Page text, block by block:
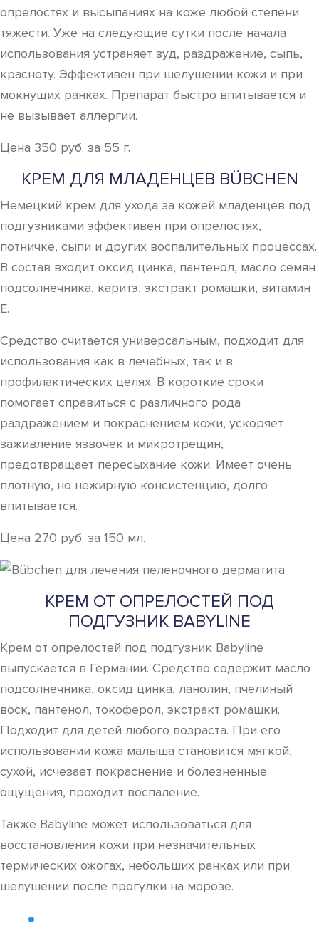
опрелостях и высыпаниях на коже любой степени
тяжести. Уже на следующие сутки после начала
использования устраняет зуд, раздражение, сыпь,
красноту. Эффективен при шелушении кожи и при
мокнущих ранках. Препарат быстро впитывается и
не вызывает аллергии.
Цена 350 руб. за 55 г.
КРЕМ ДЛЯ МЛАДЕНЦЕВ BÜBCHEN
Немецкий крем для ухода за кожей младенцев под
подгузниками эффективен при опрелостях,
потничке, сыпи и других воспалительных процессах.
В состав входит оксид цинка, пантенол, масло семян
подсолнечника, каритэ, экстракт ромашки, витамин
E.
Средство считается универсальным, подходит для
использования как в лечебных, так и в
профилактических целях. В короткие сроки
помогает справиться с различного рода
раздражением и покраснением кожи, ускоряет
заживление язвочек и микротрещин,
предотвращает пересыхание кожи. Имеет очень
плотную, но нежирную консистенцию, долго
впитывается.
Цена 270 руб. за 150 мл.
КРЕМ ОТ ОПРЕЛОСТЕЙ ПОД
ПОДГУЗНИК BABYLINE
Крем от опрелостей под подгузник Babyline
выпускается в Германии. Средство содержит масло
подсолнечника, оксид цинка, ланолин, пчелиный
воск, пантенол, токоферол, экстракт ромашки.
Подходит для детей любого возраста. При его
использовании кожа малыша становится мягкой,
сухой, исчезает покраснение и болезненные
ощущения, проходит воспаление.
Также Babyline может использоваться для
восстановления кожи при незначительных
термических ожогах, небольших ранках или при
шелушении после прогулки на морозе.